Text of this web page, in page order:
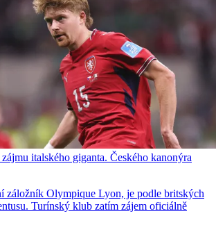
italského giganta. Českého kanonýra
záložník Olympique Lyon, je podle britských
Turínský klub zatím zájem oficiálně